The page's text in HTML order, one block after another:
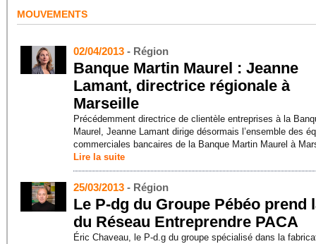
MOUVEMENTS
02/04/2013 - Région
Banque Martin Maurel : Jeanne
Lamant, directrice régionale à
Marseille
Précédemment directrice de clientèle entreprises à la
Maurel, Jeanne Lamant dirige désormais l’ensemble des
commerciales bancaires de la Banque Martin Maurel à
Lire la suite
25/03/2013 - Région
Le P-dg du Groupe Pébéo prend
du Réseau Entreprendre PACA
Éric Chaveau, le P-d.g du groupe spécialisé dans la